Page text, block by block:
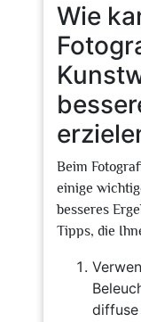
Wie
Beim
einige
besseres
Tipps, die
diffuse